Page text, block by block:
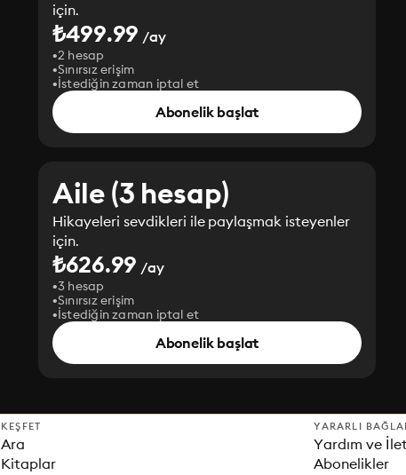
için.
₺499.99 /ay
2 hesap
Sınırsız erişim
İstediğin zaman iptal et
Abonelik başlat
Aile (3 hesap)
Hikayeleri sevdikleri ile paylaşmak isteyenler
için.
₺626.99 /ay
3 hesap
Sınırsız erişim
İstediğin zaman iptal et
Abonelik başlat
KEŞFET
Ara
Kitaplar
YARARLI
Yardım ve
Abonelikler